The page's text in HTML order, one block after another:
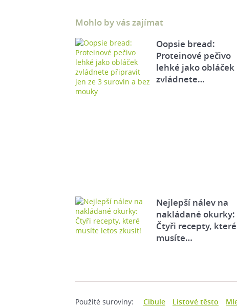
Mohlo by vás zajímat
Oopsie bread:
Proteinové pečivo
lehké jako obláček
zvládnete…
Nejlepší nálev na
nakládané okurky:
Čtyři recepty, které
musíte…
Použité suroviny: Cibule Listové těsto